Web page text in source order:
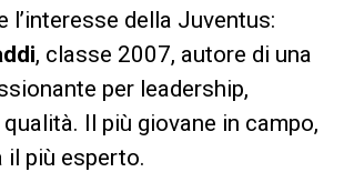
l’interesse della Juventus:
, classe 2007, autore di una
per leadership,
Il più giovane in campo,
il più esperto.